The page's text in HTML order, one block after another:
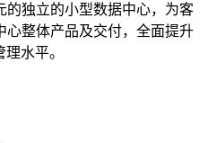
的独立的小型数据中心，为客
心整体产品及交付，全面提升
水平。